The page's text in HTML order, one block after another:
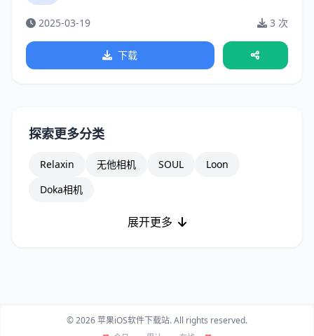
2025-03-19 3 次
下载
探索更多分类
Relaxin 无他相机 SOUL
Loon
Doka相机
展开更多
© 2026 苹果iOS软件下载站. All rights reserved.